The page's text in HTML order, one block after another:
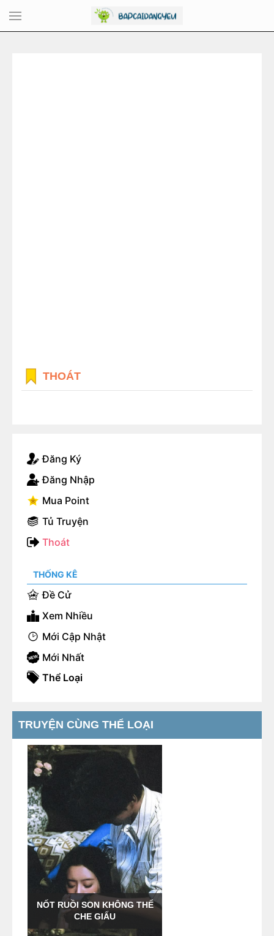
THOÁT
Đăng Ký
Đăng Nhập
Mua Point
Tủ Truyện
Thoát
THỐNG KÊ
Đề Cử
Xem Nhiều
Mới Cập Nhật
Mới Nhất
Thể Loại
TRUYỆN CÙNG THỂ LOẠI
NỐT RUỒI SON KHÔNG THỂ
CHE GIẤU